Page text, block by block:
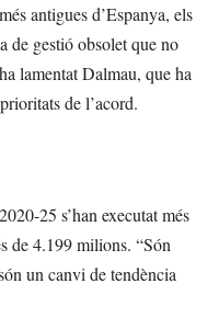
antigues d’Espanya, els
de gestió obsolet que no
lamentat Dalmau, que ha
de l’acord.
25 s’han executat més
de 4.199 milions. “Són
un canvi de tendència